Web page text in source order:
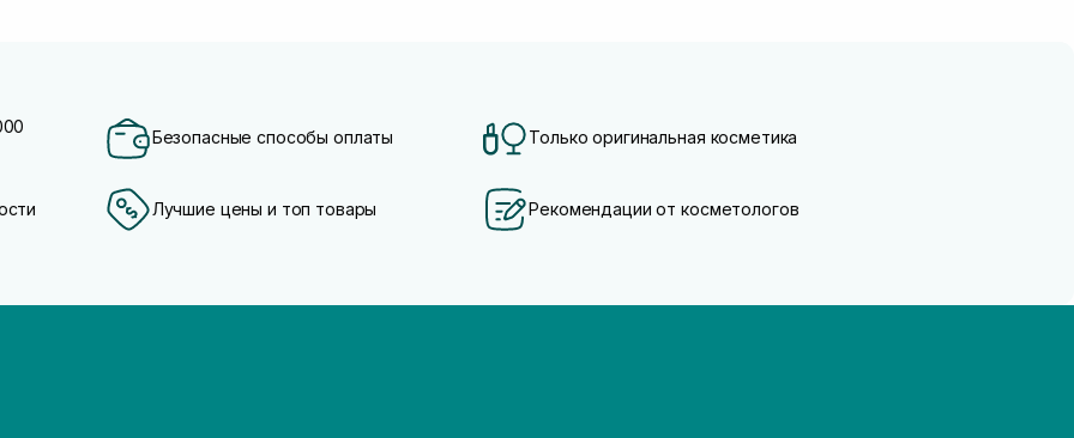
Безопасные способы оплаты Только оригинальная косметика
Лучшие цены и топ товары Рекомендации от косметологов